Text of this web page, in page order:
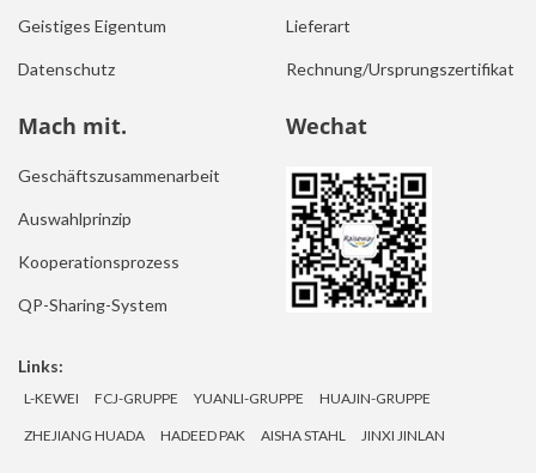
Geistiges Eigentum
Datenschutz
Lieferart
Rechnung/Ursprungszertifikat
Mach mit.
Geschäftszusammenarbeit
Auswahlprinzip
Kooperationsprozess
QP-Sharing-System
Wechat
Links:
L-KEWEI FCJ-GRUPPE YUANLI-GRUPPE HUAJIN-GRUPPE
ZHEJIANG HUADA HADEED PAK AISHA STAHL JINXI JINLAN